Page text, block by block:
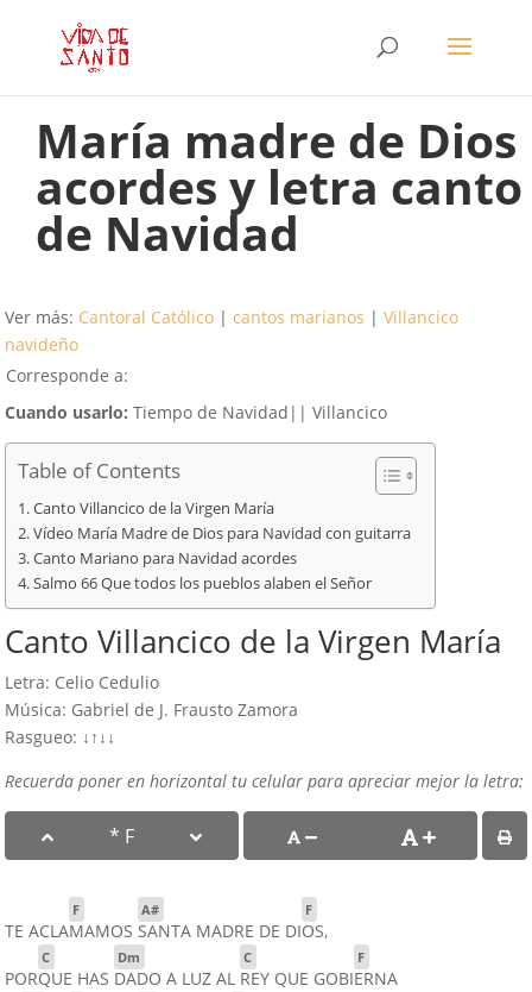
María madre de Dios
acordes y letra canto
de Navidad
Ver más: Cantoral Católico | cantos marianos | Villancico
navideño
Corresponde a:
Cuando usarlo: Tiempo de Navidad|| Villancico
Table of Contents
Canto Villancico de la Virgen María
Vídeo María Madre de Dios para Navidad con guitarra
Canto Mariano para Navidad acordes
Salmo 66 Que todos los pueblos alaben el Señor
Canto Villancico de la Virgen María
Letra: Celio Cedulio
Música: Gabriel de J. Frausto Zamora
Rasgueo: ↓↑↓↓
Recuerda poner en horizontal tu celular para apreciar mejor la letra:
TE ACLA
F
MAMOS
A#
SANTA MADRE DE DI
F
OS,
POR
C
QUE HAS
Dm
DADO A LUZ AL
C
REY QUE GOBI
F
ERNA